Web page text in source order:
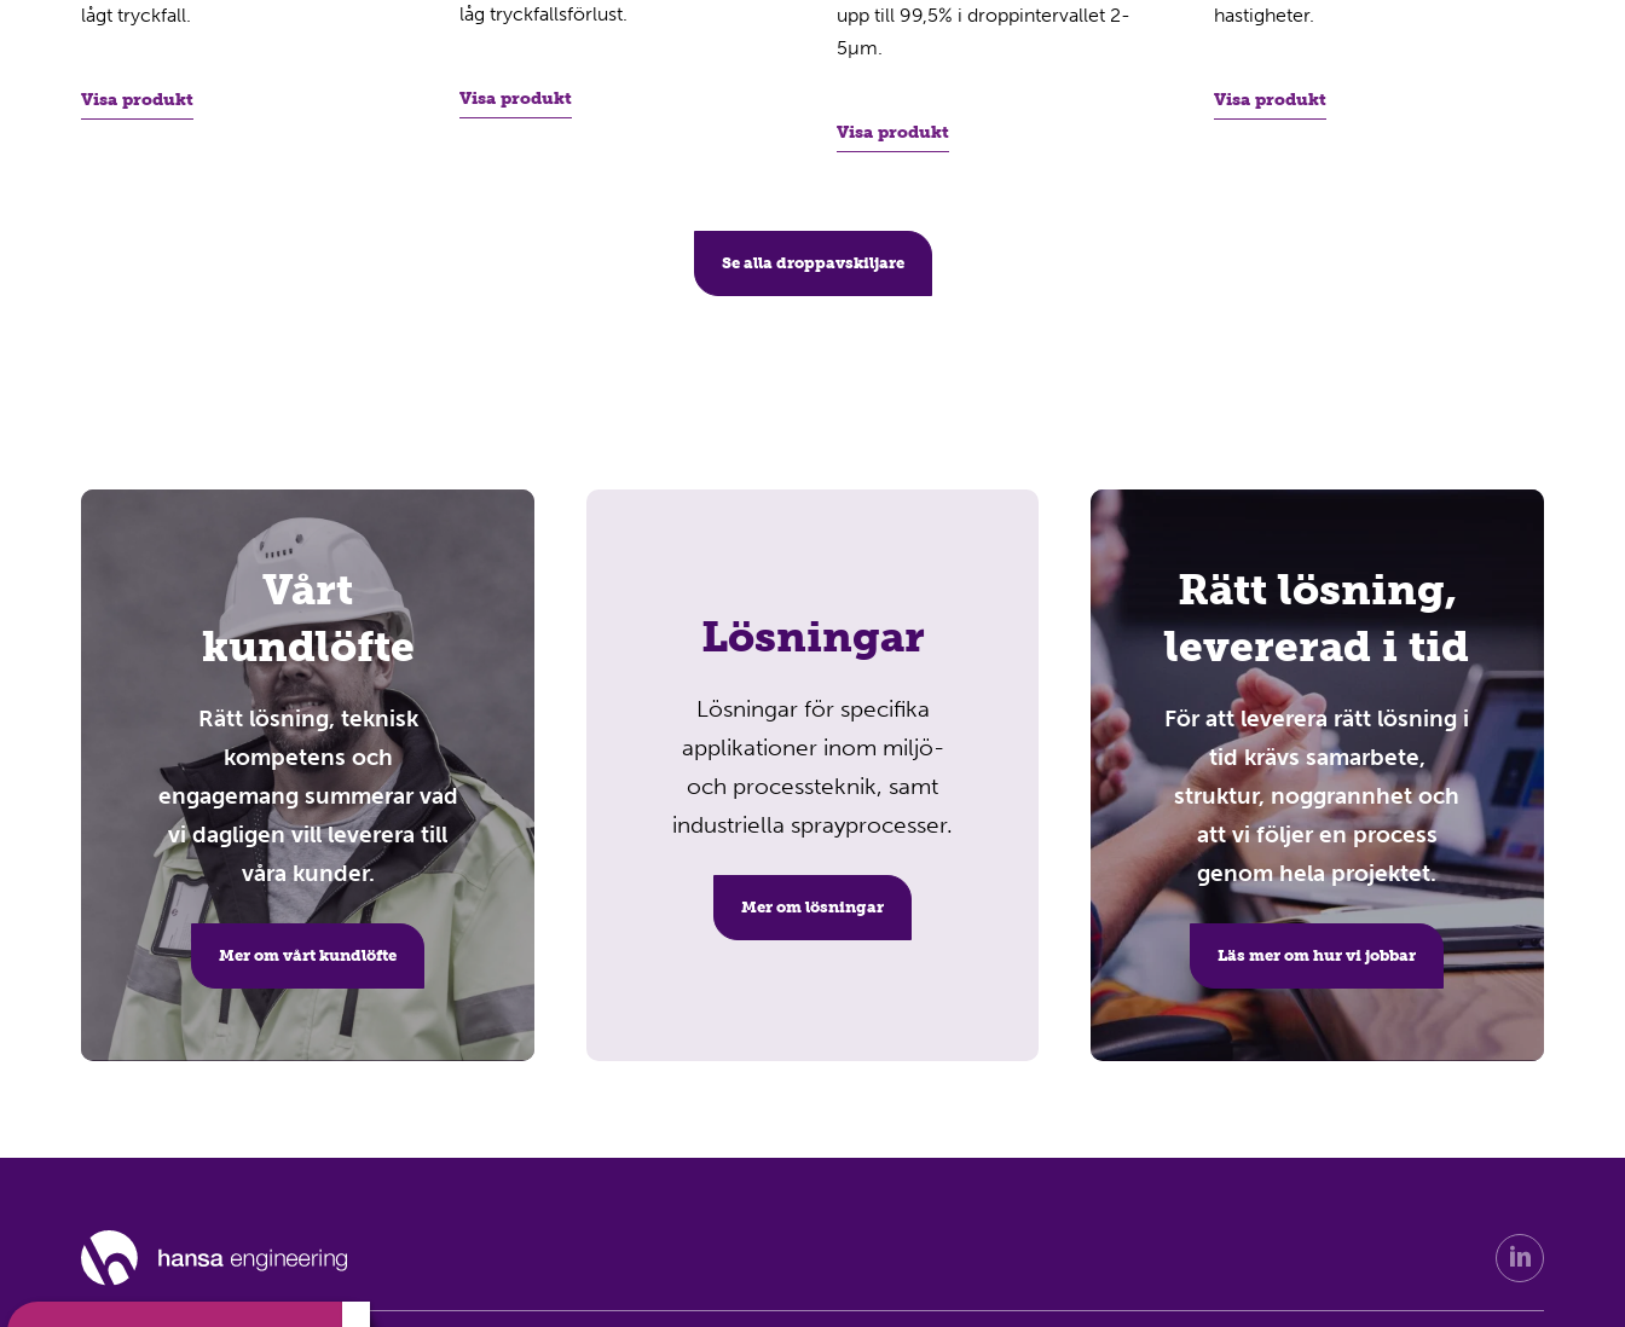
lågt tryckfall.
Visa produkt
låg tryckfallsförlust.
Visa produkt
upp till 99,5% i droppintervallet 2-
5µm.
Visa produkt
hastigheter.
Visa produkt
Se alla droppavskiljare
Vårt
kundlöfte
Rätt lösning, teknisk
kompetens och
engagemang summerar vad
vi dagligen vill leverera till
våra kunder.
Mer om vårt kundlöfte
Lösningar
Lösningar för specifika
applikationer inom miljö-
och processteknik, samt
industriella sprayprocesser.
Mer om lösningar
Rätt lösning,
levererad i tid
För att leverera rätt lösning i
tid krävs samarbete,
struktur, noggrannhet och
att vi följer en process
genom hela projektet.
Läs mer om hur vi jobbar